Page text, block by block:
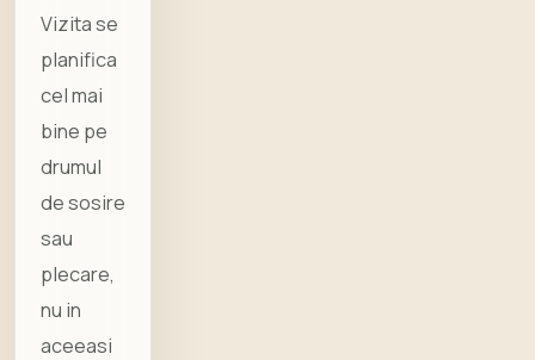
Vizita se
planifica
cel mai
bine pe
drumul
de sosire
sau
plecare,
nu in
aceeasi